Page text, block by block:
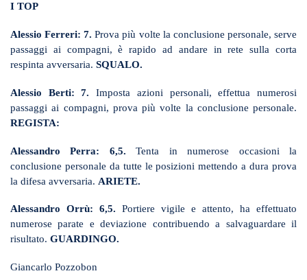
I TOP
Alessio Ferreri: 7. Prova più volte la conclusione personale, serve
passaggi ai compagni, è rapido ad andare in rete sulla corta
respinta avversaria. SQUALO.
Alessio Berti: 7. Imposta azioni personali, effettua numerosi
passaggi ai compagni, prova più volte la conclusione personale.
REGISTA:
Alessandro Perra: 6,5. Tenta in numerose occasioni la
conclusione personale da tutte le posizioni mettendo a dura prova
la difesa avversaria. ARIETE.
Alessandro Orrù: 6,5. Portiere vigile e attento, ha effettuato
numerose parate e deviazione contribuendo a salvaguardare il
risultato. GUARDINGO.
Giancarlo Pozzobon